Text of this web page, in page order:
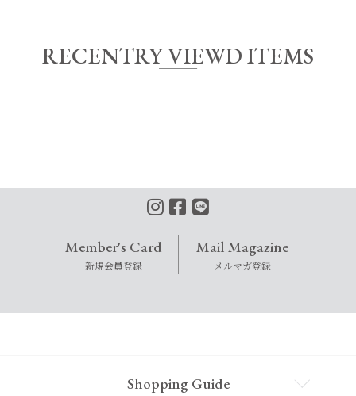
RECENTRY VIEWD ITEMS
Member's Card
新規会員登録
Mail Magazine
メルマガ登録
Shopping Guide